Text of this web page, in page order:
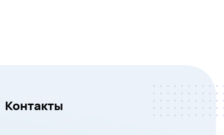
Контакты